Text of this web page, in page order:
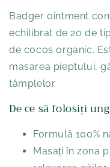
Badger ointment
echilibrat de 20 de
de cocos organic.
masarea pieptului,
tâmplelor.
De ce să folosiți
Formulă 100%
Masați în zona